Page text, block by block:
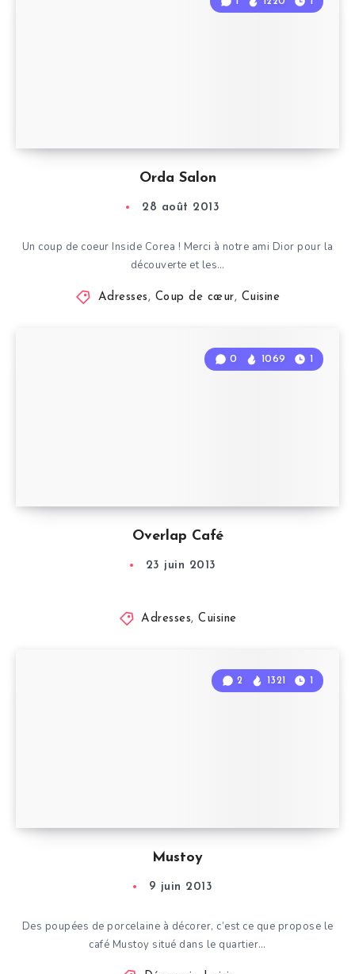
Orda Salon
28 août 2013
Un coup de coeur Inside Corea ! Merci à notre ami Dior pour la
découverte et les…
Adresses, Coup de cœur, Cuisine
Overlap Café
0 1069 1
23 juin 2013
Adresses, Cuisine
Mustoy
2 1321 1
9 juin 2013
Des poupées de porcelaine à décorer, c’est ce que propose le
café Mustoy situé dans le quartier…